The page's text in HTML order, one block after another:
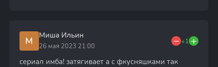
М Миша Ильин
26 мая 2023 21:00
+1
сериал имба! затягивает а с фкусняшками так